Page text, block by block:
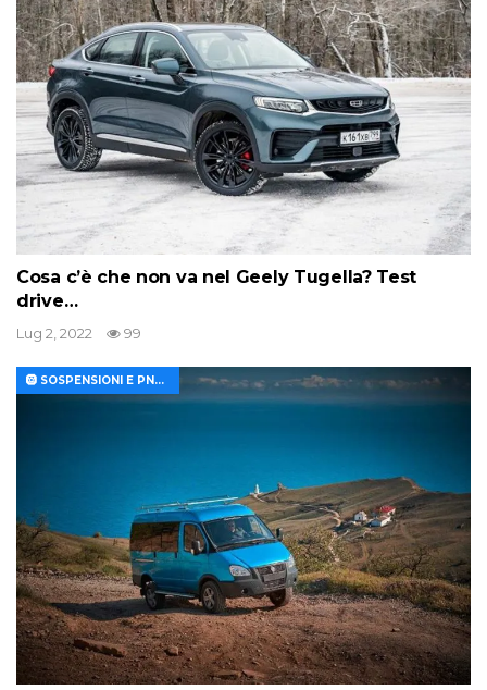
Cosa c’è che non va nel Geely Tugella? Test
drive…
Lug 2, 2022 99
🛞 SOSPENSIONI E PNEUMATICI